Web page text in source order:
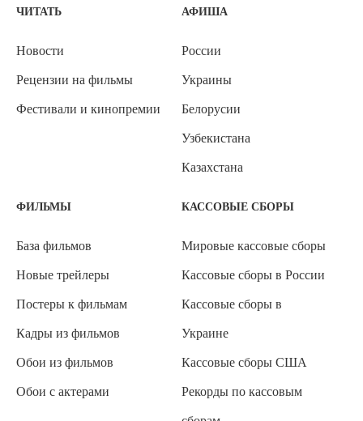
ЧИТАТЬ
Новости
Рецензии на фильмы
Фестивали и кинопремии
АФИША
России
Украины
Белорусии
Узбекистана
Казахстана
ФИЛЬМЫ
База фильмов
Новые трейлеры
Постеры к фильмам
Кадры из фильмов
Обои из фильмов
Обои с актерами
КАССОВЫЕ СБОРЫ
Мировые кассовые сборы
Кассовые сборы в России
Кассовые сборы в
Украине
Кассовые сборы США
Рекорды по кассовым